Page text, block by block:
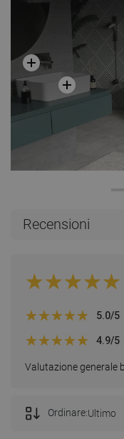
Recensioni
Valutazione generale
5.0/5
4.9/5
Ordinare:Ultimo